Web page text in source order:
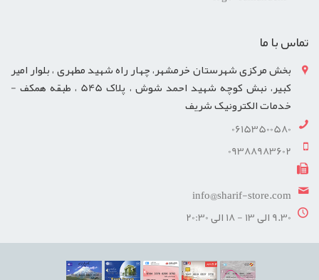
تماس با ما
بخش مرکزی شهرستان خرمشهر، چهار راه شهید مطهری ، بلوار امیر
کبیر، نبش کوچه شهید احمد شوش ، پلاک 545 ، طبقه همکف -
خدمات الکترونیک شریف
06153500580
09388983602
info@sharif-store.com
9.30 الی 13 - 18 الی 20:30